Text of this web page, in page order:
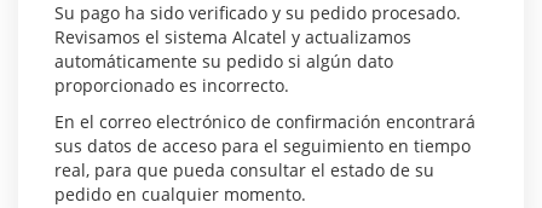
Su pago ha sido verificado y su pedido procesado.
Revisamos el sistema Alcatel y actualizamos
automáticamente su pedido si algún dato
proporcionado es incorrecto.
En el correo electrónico de confirmación encontrará
sus datos de acceso para el seguimiento en tiempo
real, para que pueda consultar el estado de su
pedido en cualquier momento.